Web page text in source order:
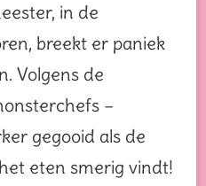
in de
breekt er paniek
Volgens de
–
gegooid als de
eten smerig vindt!